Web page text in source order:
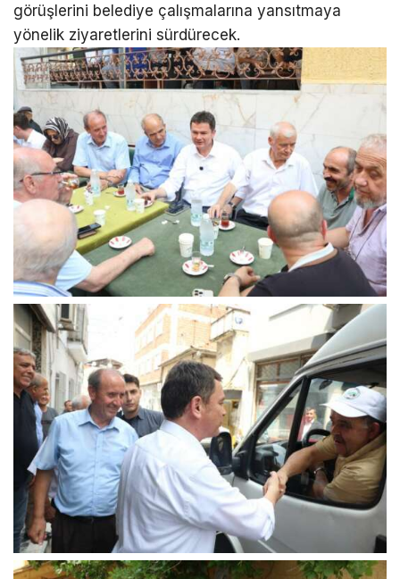
görüşlerini belediye çalışmalarına yansıtmaya
yönelik ziyaretlerini sürdürecek.